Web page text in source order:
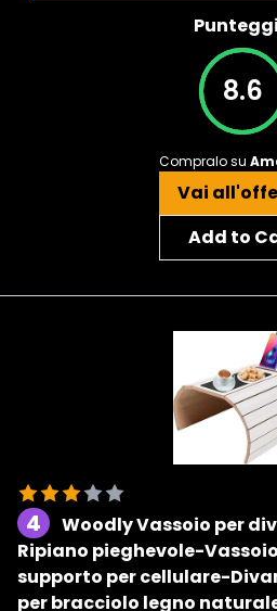
8.6
Compralo su
Vai
Add to
4
Woodly Vassoio per
Ripiano pieghevole-
supporto per cellulare-
per bracciolo legno